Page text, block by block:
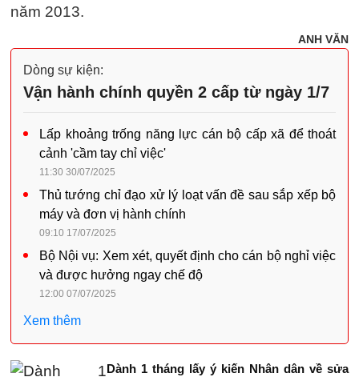
năm 2013.
ANH VĂN
Dòng sự kiện:
Vận hành chính quyền 2 cấp từ ngày 1/7
Lấp khoảng trống năng lực cán bộ cấp xã để thoát
cảnh 'cầm tay chỉ việc'
11:30 30/07/2025
Thủ tướng chỉ đạo xử lý loạt vấn đề sau sắp xếp bộ
máy và đơn vị hành chính
09:10 17/07/2025
Bộ Nội vụ: Xem xét, quyết định cho cán bộ nghỉ việc
và được hưởng ngay chế độ
12:00 07/07/2025
Xem thêm
Dành 1 tháng lấy ý kiến Nhân dân về sửa